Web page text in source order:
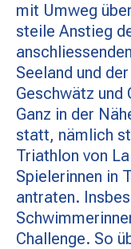
mit Umweg
steile Anstieg
Seeland und
Geschwätz und
Ganz in der
statt, nämlich
Triathlon von
Spielerinnen in
antraten.
Challenge. So